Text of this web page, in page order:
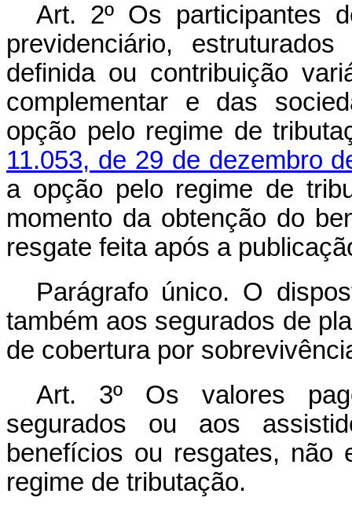
Art. 2º Os participantes
previdenciário,
definida ou contribuição
complementar e das
opção pelo regime de
11.053, de 29 de dezembro
a opção pelo regime de
momento da obtenção do
resgate feita após a
Parágrafo único. O
também aos segurados de
de cobertura por
Art. 3º Os valores
segurados ou aos
benefícios ou resgates, não
regime de tributação.